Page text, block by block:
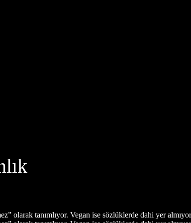
olarak tanımlıyor. Vegan ise sözlüklerde dahi yer